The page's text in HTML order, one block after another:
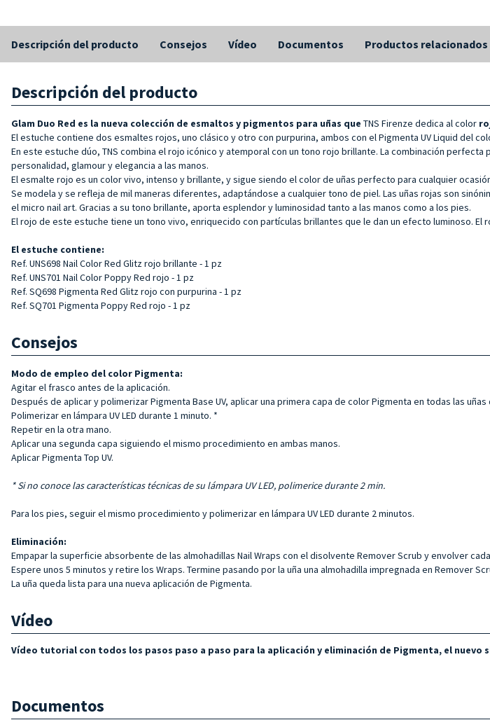
Descripción del producto Consejos Vídeo Documentos Productos relacionados
Descripción del producto
Glam Duo Red es la nueva colección de esmaltos y pigmentos para uñas que TNS Firenze dedica al color
El estuche contiene dos esmaltes rojos, uno clásico y otro con purpurina, ambos con el Pigmenta UV Liquid del
En este estuche dúo, TNS combina el rojo icónico y atemporal con un tono rojo brillante. La combinación perfecta
personalidad, glamour y elegancia a las manos.
El esmalte rojo es un color vivo, intenso y brillante, y sigue siendo el color de uñas perfecto para cualquier
Se modela y se refleja de mil maneras diferentes, adaptándose a cualquier tono de piel. Las uñas rojas son
el micro nail art. Gracias a su tono brillante, aporta esplendor y luminosidad tanto a las manos como a los pies.
El rojo de este estuche tiene un tono vivo, enriquecido con partículas brillantes que le dan un efecto luminoso.
El estuche contiene:
Ref. UNS698 Nail Color Red Glitz rojo brillante - 1 pz
Ref. UNS701 Nail Color Poppy Red rojo - 1 pz
Ref. SQ698 Pigmenta Red Glitz rojo con purpurina - 1 pz
Ref. SQ701 Pigmenta Poppy Red rojo - 1 pz
Consejos
Modo de empleo del color Pigmenta:
Agitar el frasco antes de la aplicación.
Después de aplicar y polimerizar Pigmenta Base UV, aplicar una primera capa de color Pigmenta en todas las uñas
Polimerizar en lámpara UV LED durante 1 minuto. *
Repetir en la otra mano.
Aplicar una segunda capa siguiendo el mismo procedimiento en ambas manos.
Aplicar Pigmenta Top UV.
* Si no conoce las características técnicas de su lámpara UV LED, polimerice durante 2 min.
Para los pies, seguir el mismo procedimiento y polimerizar en lámpara UV LED durante 2 minutos.
Eliminación:
Empapar la superficie absorbente de las almohadillas Nail Wraps con el disolvente Remover Scrub y envolver
Espere unos 5 minutos y retire los Wraps. Termine pasando por la uña una almohadilla impregnada en Remover
La uña queda lista para una nueva aplicación de Pigmenta.
Vídeo
Vídeo tutorial con todos los pasos paso a paso para la aplicación y eliminación de Pigmenta, el nuevo
Documentos